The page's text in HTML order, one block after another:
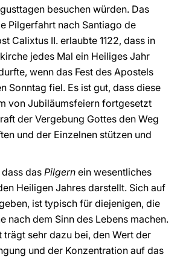
besuchen würden. Das
Pilgerfahrt nach Santiago de
Calixtus II. erlaubte 1122, dass in
jedes Mal ein Heiliges Jahr
wenn das Fest des Apostels
Sonntag fiel. Es ist gut, dass diese
von Jubiläumsfeiern fortgesetzt
der Vergebung Gottes den Weg
und der Einzelnen stützen und
das Pilgern ein wesentliches
Heiligen Jahres darstellt. Sich auf
ist typisch für diejenigen, die
nach dem Sinn des Lebens machen.
trägt sehr dazu bei, den Wert der
und der Konzentration auf das